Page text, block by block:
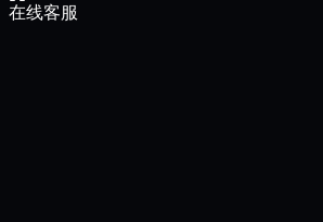
在线客服